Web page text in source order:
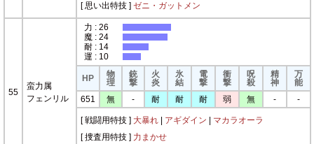
[ 思い出特技 ] ゼニ・ガットメン
55
蛮力属
フェンリル
力 : 26
魔 : 24
耐 : 14
運 : 10
HP
物
理
銃
撃
火
炎
氷
結
電
撃
衝
撃
呪
殺
精
神
万
能
651
無 - 耐 耐 耐 弱 無 - -
[ 戦闘用特技 ] 大暴れ| アギダイン
マカラオーラ
[ 捜査用特技 ] 力まかせ